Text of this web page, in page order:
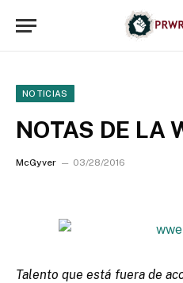
NOTICIAS
NOTAS DE LA
McGyver 03/28/2016
Talento que está fuera de